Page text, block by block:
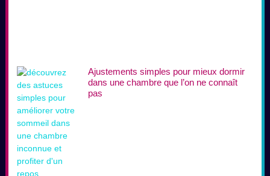
Ajustements simples pour mieux dormir
dans une chambre que l’on ne connaît
pas